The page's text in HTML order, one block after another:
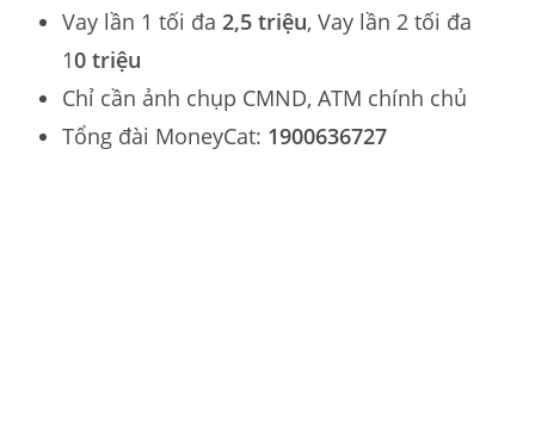
Vay lần 1 tối đa2,5 triệu, Vay lần 2 tối đa
10 triệu
Chỉ cần ảnh chụp CMND, ATM chính chủ
Tổng đài MoneyCat: 1900636727